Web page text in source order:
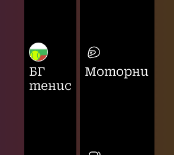
БГ
тенис
Моторни